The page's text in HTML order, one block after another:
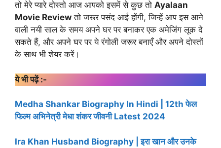
तो मेरे प्यारे दोस्तो आज आपको इसमें से कुछ तो Ayalaan
Movie Review तो जरूर पसंद आई होंगी, जिन्हें आप इस आने
वाली नयी साल के समय अपने घर पर बनाकर एक अमेजिंग लूक दे
सकते हैं, और अपने घर पर ये रंगोली जरूर बनाएँ और अपने दोस्तों
के साथ भी शेयर करें।
ये भी पढ़ें :-
Medha Shankar Biography In Hindi | 12th फेल
फिल्म अभिनेत्री मेधा शंकर जीवनी Latest 2024
Ira Khan Husband Biography | इरा खान और उनके